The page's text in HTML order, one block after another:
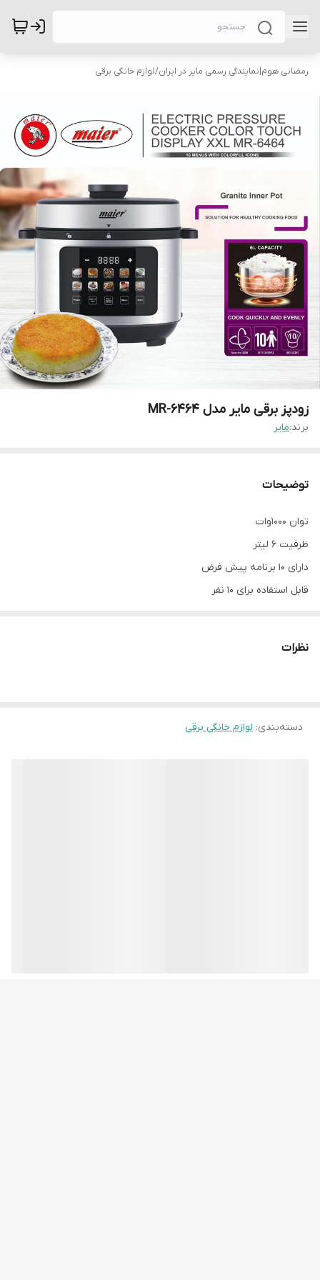
رمضانی هوم|نمایندگی رسمی مایر در ایران/لوازم خانگی برقی
زودپز برقی مایر مدل MR-6464
برند:مایر
توضیحات
توان 1000وات
ظرفیت 6 لیتر
دارای ۱۰ برنامه پیش فرض
قابل استفاده برای ۱۰ نفر
نظرات
دسته‌بندی: لوازم خانگی برقی